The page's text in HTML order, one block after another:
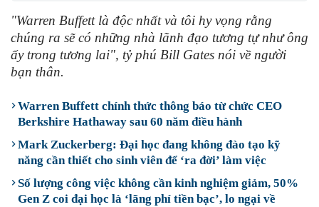
"Warren Buffett là độc nhất và tôi hy vọng rằng
chúng ra sẽ có những nhà lãnh đạo tương tự như ông
ấy trong tương lai", tỷ phú Bill Gates nói về người
bạn thân.
Warren Buffett chính thức thông báo từ chức CEO
Berkshire Hathaway sau 60 năm điều hành
Mark Zuckerberg: Đại học đang không đào tạo kỹ
năng cần thiết cho sinh viên để ‘ra đời’ làm việc
Số lượng công việc không cần kinh nghiệm giảm, 50%
Gen Z coi đại học là ‘lãng phí tiền bạc’, lo ngại về